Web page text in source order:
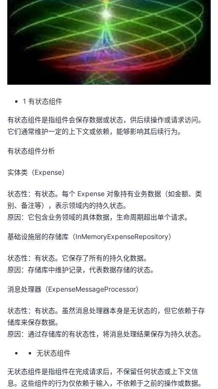
客
论
的
我
播
活
的
我
发
者
学
堂
的
课
我
的
证
我
实
的
Programs
支
持
我
技
持
的
建
1 有状态组件
有状态组件是指组件会保存数据或状态，供后续操作或请求访问。
它们通常维护一定的上下文或依赖，能够影响其后续行为。
有状态组件分析
实体类（Expense）
状态性：有状态。每个 Expense 对象持有业务数据（如金额、类
别、备注等），表示领域内的持久状态。
原因：它包含业务领域的具体数据，生命周期超出单个请求。
基础设施层的存储库（InMemoryExpenseRepository）
状态性：有状态。它保存了所有的持久化数据。
原因：存储库中维护记录，代表数据存储的状态。
消息处理器（ExpenseMessageProcessor）
状态性：有状态。虽然消息处理器本身是无状态的，但它依赖于存
储库来保存数据。
原因：通过存储库的有状态性，将消息处理结果保存为持久状态。
无状态组件
无状态组件是指组件在完成请求后，不保留任何状态或上下文信
息。这些组件的行为仅依赖于输入，不依赖于之前的操作或数据。